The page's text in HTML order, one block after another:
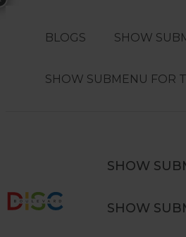
BLOGS SHOW
SHOW SUBMENU FOR
SHOW
SHOW